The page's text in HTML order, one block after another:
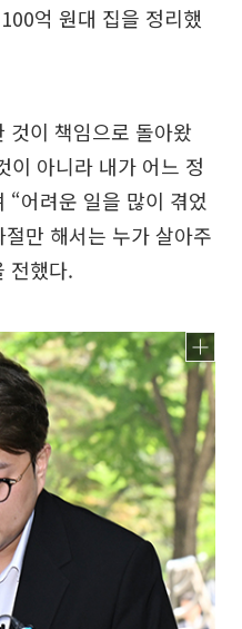
억 원대 집을 정리했
것이 책임으로 돌아왔
이 아니라 내가 어느 정
“어려운 일을 많이 겪었
만 해서는 누가 살아주
전했다.